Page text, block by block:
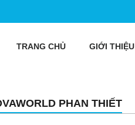
TRANG CHỦ GIỚI THIỆU
PHAN THIẾT